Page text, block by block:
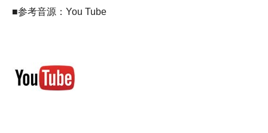
■参考音源：You Tube